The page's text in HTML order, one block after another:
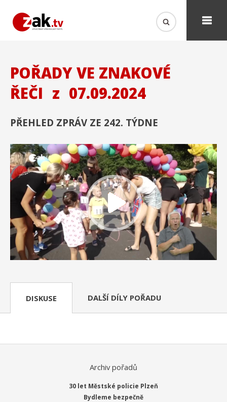
POŘADY VE ZNAKOVÉ
ŘEČI z 07.09.2024
PŘEHLED ZPRÁV ZE 242. TÝDNE
DISKUSE DALŠÍ DÍLY POŘADU
Archiv pořadů
30 let Městské policie Plzeň
Bydleme bezpečně